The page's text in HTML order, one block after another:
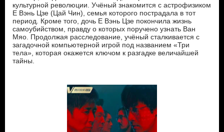
культурной революции. Учёный знакомится с астрофизиком
Е Вэнь Цзе (Цай Чин), семья которого пострадала в тот
период. Кроме того, дочь Е Вэнь Цзе покончила жизнь
самоубийством, правду о которых поручено узнать Ван
Мяо. Продолжая расследование, учёный сталкивается с
загадочной компьютерной игрой под названием «Три
тела», которая окажется ключом к разгадке величайшей
тайны.